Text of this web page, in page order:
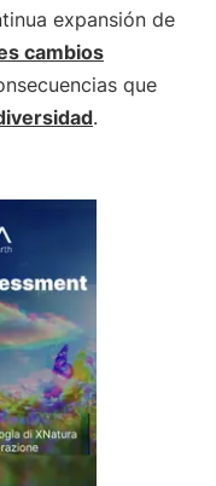
expansión de
cambios
que
.